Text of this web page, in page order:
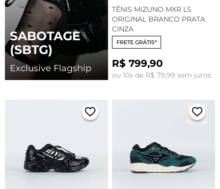
SABOTAGE
(SBTG)
Exclusive Flagship
TÊNIS MIZUNO MXR LS
ORIGINAL BRANCO PRATA
CINZA
FRETE GRÁTIS*
R$ 799,90
ou 10x de R$ 79,99 sem juros